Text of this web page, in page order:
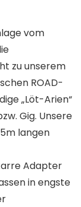
vom
zu unserem
ROAD-
„Löt-Arien“
Gig. Unsere
langen
Adapter
in engste